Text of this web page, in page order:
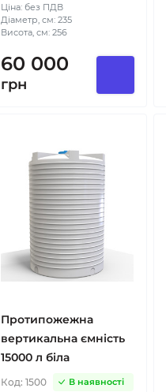
Ціна: без ПДВ
Діаметр, см: 235
Висота, см: 256
60 000
грн
Протипожежна
вертикальна ємність
15000 л біла
Код: 1500 В наявності